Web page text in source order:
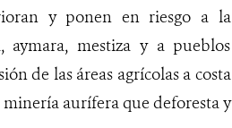
y ponen en riesgo a la
mestiza y a pueblos
de las áreas agrícolas a costa
aurífera que deforesta y